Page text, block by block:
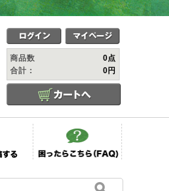
商品数
0点
合計：
0円